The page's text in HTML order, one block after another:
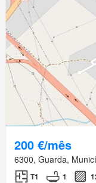
200 €/mês
6300, Guarda,
T1 1